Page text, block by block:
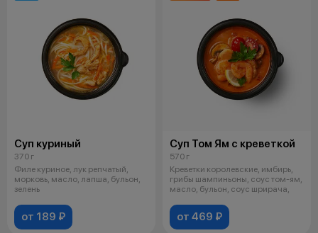
Суп куриный
370 г
Филе куриное, лук репчатый,
морковь, масло, лапша, бульон,
зелень
от 189 ₽
Суп Том Ям с креветкой
570 г
Креветки королевские, имбирь,
грибы шампиньоны, соус том-ям,
масло, бульон, соус шрирача,
от 469 ₽